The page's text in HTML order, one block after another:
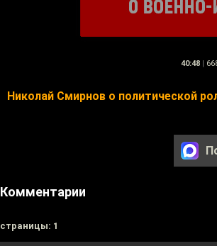
40:48 |
Николай Смирнов о политической
Комментарии
cтраницы: 1